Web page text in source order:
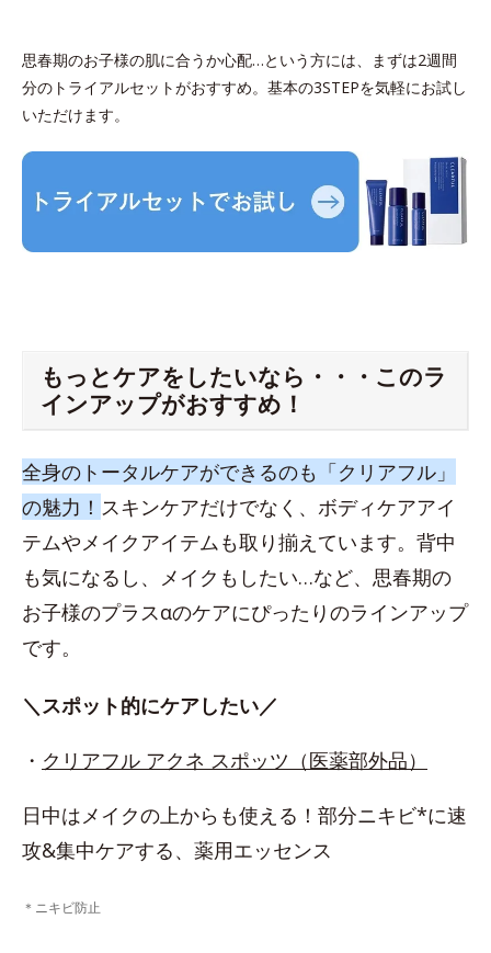
思春期のお子様の肌に合うか心配…という方には、まずは2週間
分のトライアルセットがおすすめ。基本の3STEPを気軽にお試し
いただけます。
もっとケアをしたいなら・・・このラ
インアップがおすすめ！
全身のトータルケアができるのも「クリアフル」
の魅力！ スキンケアだけでなく、ボディケアアイ
テムやメイクアイテムも取り揃えています。背中
も気になるし、メイクもしたい…など、思春期の
お子様のプラスαのケアにぴったりのラインアップ
です。
＼スポット的にケアしたい／
・ クリアフル アクネ スポッツ（医薬部外品）
日中はメイクの上からも使える！部分ニキビ*に速
攻&集中ケアする、薬用エッセンス
＊ニキビ防止